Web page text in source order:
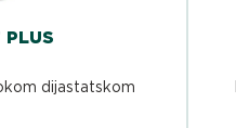
PLUS
dijastatskom